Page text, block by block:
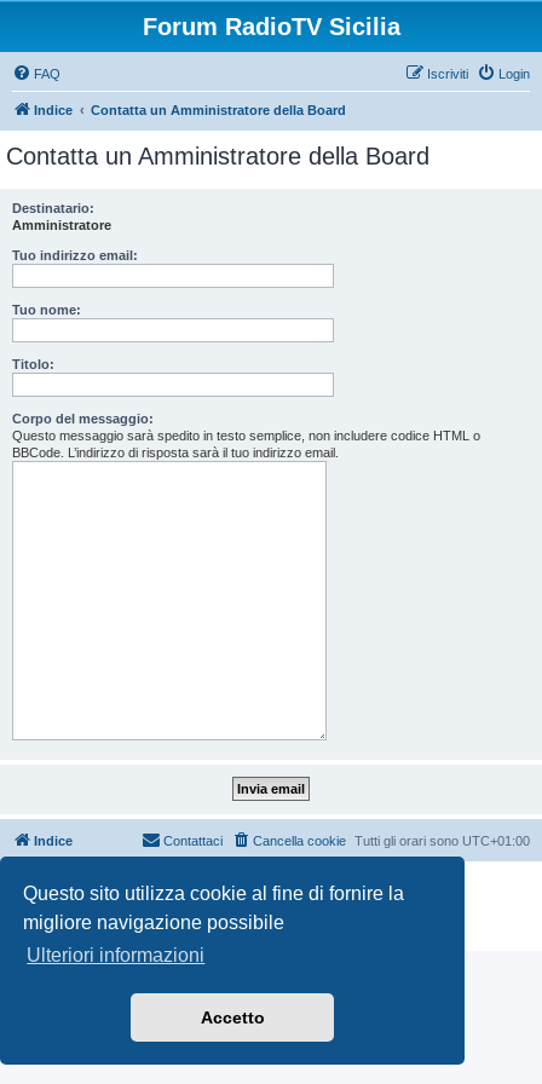
Questo sito utilizza cookie al fine di fornire la
migliore navigazione possibile
Ulteriori informazioni
Accetto
Forum RadioTV Sicilia
FAQ Login
Iscriviti
Indice Contatta un Amministratore della Board
Contatta un Amministratore della Board
Destinatario:
Amministratore
Tuo indirizzo email:
Tuo nome:
Titolo:
Corpo del messaggio:
Questo messaggio sarà spedito in testo semplice, non includere codice HTML o
BBCode. L’indirizzo di risposta sarà il tuo indirizzo email.
Indice Tutti gli orari sono UTC+01:00
Cancella cookie
Contattaci
Creato da
® Forum Software © phpBB Limited
Privacy|Condizioni